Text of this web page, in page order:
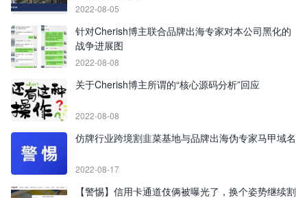
2022-08-05
针对Cherish博主联合品牌出海专家对本公司黑化的
战争进展图
2022-08-08
关于Cherish博主所谓的“核心源码分析”回应
2022-08-08
仿牌行业跨境割韭菜基地与品牌出海伪专家马甲域名
2022-08-17
【警惕】信用卡通道伎俩被曝光了，换个姿势继续割